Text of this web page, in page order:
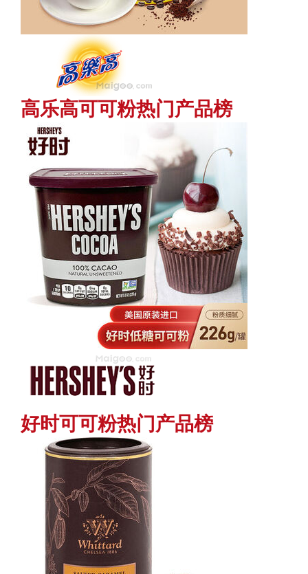
高乐高可可粉热门产品榜
好时可可粉热门产品榜